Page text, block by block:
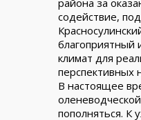
района за
содействие,
благоприятный
климат для
перспективных
В настоящее
пополняться.